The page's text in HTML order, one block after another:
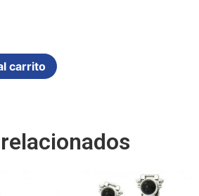
carrito